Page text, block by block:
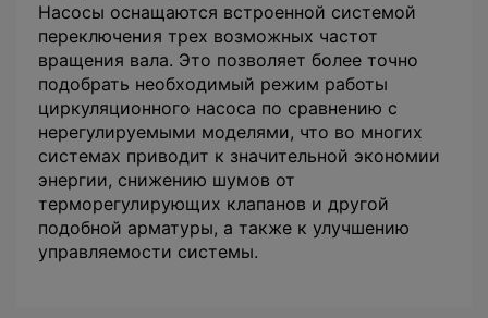
Насосы оснащаются встроенной системой
переключения трех возможных частот
вращения вала. Это позволяет более точно
подобрать необходимый режим работы
циркуляционного насоса по сравнению с
нерегулируемыми моделями, что во многих
системах приводит к значительной экономии
энергии, снижению шумов от
терморегулирующих клапанов и другой
подобной арматуры, а также к улучшению
управляемости системы.